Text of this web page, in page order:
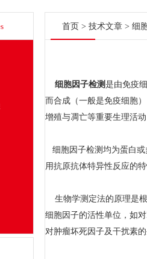
首页 > 技术文章 > 细
细胞因子检测是由免疫
而合成（一般是免疫细胞
增殖与凋亡等重要生理活
细胞因子检测均为蛋白或
用抗原抗体特异性反应的
生物学测定法的原理是根
细胞因子的活性单位，如
对肿瘤坏死因子及干扰素